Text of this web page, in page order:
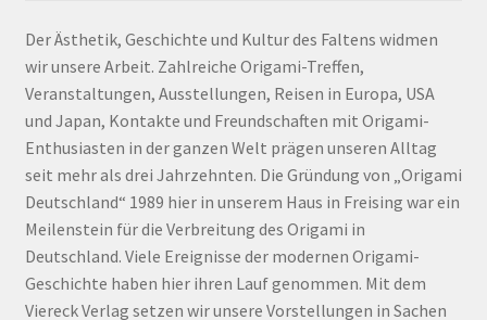
Der Ästhetik, Geschichte und Kultur des Faltens widmen
wir unsere Arbeit. Zahlreiche Origami-Treffen,
Veranstaltungen, Ausstellungen, Reisen in Europa, USA
und Japan, Kontakte und Freundschaften mit Origami-
Enthusiasten in der ganzen Welt prägen unseren Alltag
seit mehr als drei Jahrzehnten. Die Gründung von „Origami
Deutschland“ 1989 hier in unserem Haus in Freising war ein
Meilenstein für die Verbreitung des Origami in
Deutschland. Viele Ereignisse der modernen Origami-
Geschichte haben hier ihren Lauf genommen. Mit dem
Viereck Verlag setzen wir unsere Vorstellungen in Sachen